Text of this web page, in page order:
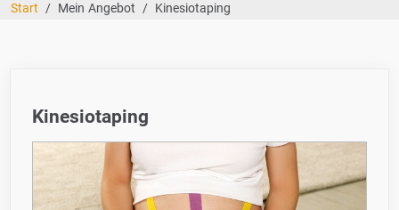
Start Mein Angebot Kinesiotaping
Kinesiotaping